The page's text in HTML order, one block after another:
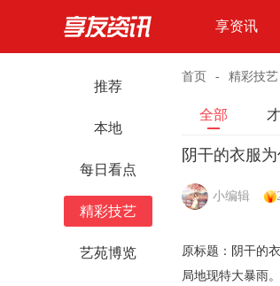
享资讯
推荐
本地
每日看点
精彩技艺
艺苑博览
首页 - 精彩技艺
全部
阴干的衣服
小编辑
原标题：阴干的
局地现特大暴雨